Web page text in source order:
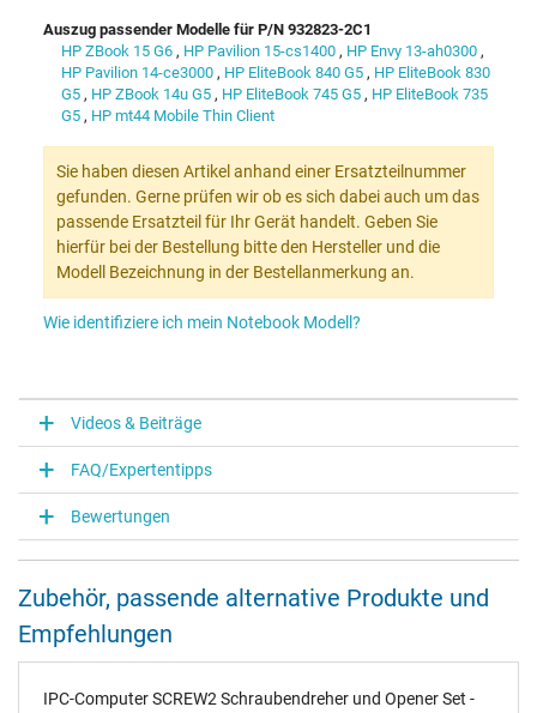
Auszug passender Modelle für P/N 932823-2C1
HP ZBook 15 G6 , HP Pavilion 15-cs1400 , HP Envy 13-ah0300 ,
HP Pavilion 14-ce3000 , HP EliteBook 840 G5 , HP EliteBook 830
G5 , HP ZBook 14u G5 , HP EliteBook 745 G5 , HP EliteBook 735
G5 , HP mt44 Mobile Thin Client
Sie haben diesen Artikel anhand einer Ersatzteilnummer
gefunden. Gerne prüfen wir ob es sich dabei auch um das
passende Ersatzteil für Ihr Gerät handelt. Geben Sie
hierfür bei der Bestellung bitte den Hersteller und die
Modell Bezeichnung in der Bestellanmerkung an.
Wie identifiziere ich mein Notebook Modell?
Videos & Beiträge
FAQ/Expertentipps
Bewertungen
Zubehör, passende alternative Produkte und
Empfehlungen
IPC-Computer SCREW2 Schraubendreher und Opener Set -